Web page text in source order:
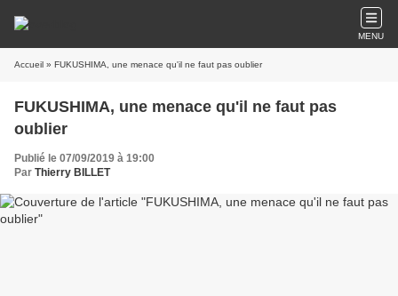
MENU
Accueil » FUKUSHIMA, une menace qu'il ne faut pas oublier
FUKUSHIMA, une menace qu'il ne faut pas
oublier
Publié le 07/09/2019 à 19:00
Par Thierry BILLET